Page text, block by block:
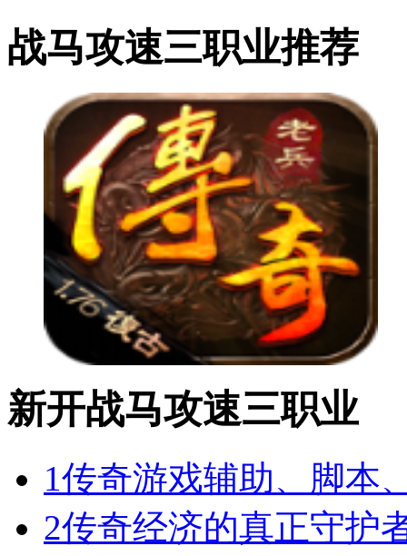
战马攻速三职业推荐
新开战马攻速三职业
1传奇游戏辅助、脚本
2传奇经济的真正守护